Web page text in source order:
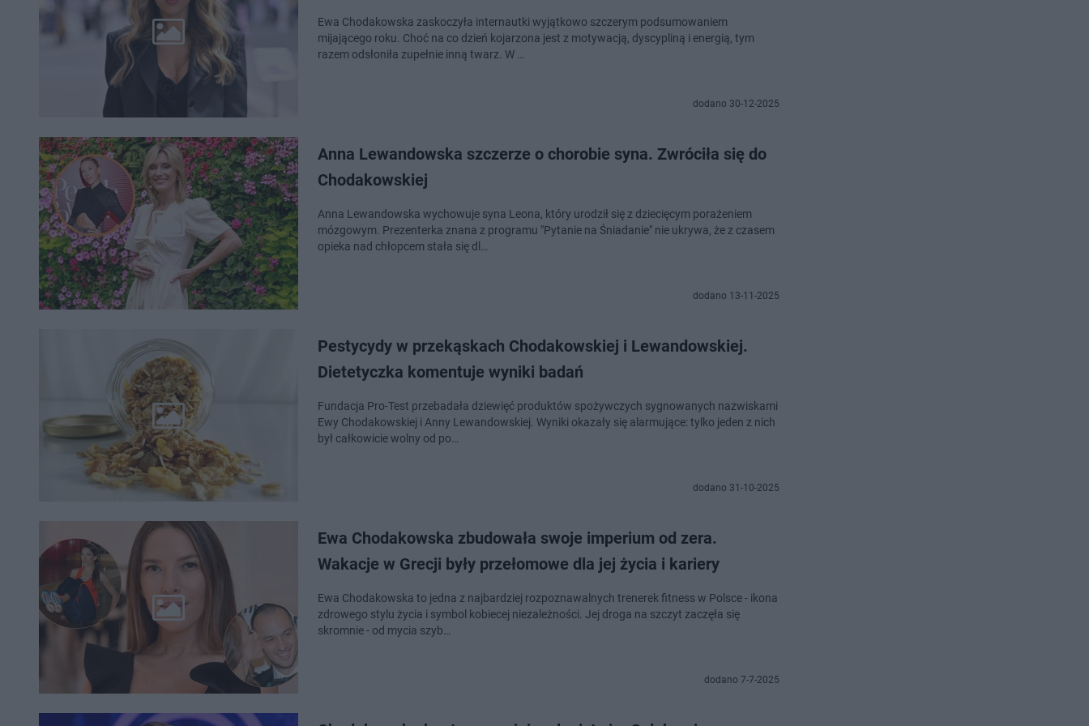
Ewa Chodakowska zaskoczyła internautki wyjątkowo szczerym podsumowaniem
mijającego roku. Choć na co dzień kojarzona jest z motywacją, dyscypliną i energią, tym
razem odsłoniła zupełnie inną twarz. W …
dodano 30-12-2025
Anna Lewandowska szczerze o chorobie syna. Zwróciła się do
Chodakowskiej
Anna Lewandowska wychowuje syna Leona, który urodził się z dziecięcym porażeniem
mózgowym. Prezenterka znana z programu "Pytanie na Śniadanie" nie ukrywa, że z czasem
opieka nad chłopcem stała się dl…
dodano 13-11-2025
Pestycydy w przekąskach Chodakowskiej i Lewandowskiej.
Dietetyczka komentuje wyniki badań
Fundacja Pro-Test przebadała dziewięć produktów spożywczych sygnowanych nazwiskami
Ewy Chodakowskiej i Anny Lewandowskiej. Wyniki okazały się alarmujące: tylko jeden z nich
był całkowicie wolny od po…
dodano 31-10-2025
Ewa Chodakowska zbudowała swoje imperium od zera.
Wakacje w Grecji były przełomowe dla jej życia i kariery
Ewa Chodakowska to jedna z najbardziej rozpoznawalnych trenerek fitness w Polsce - ikona
zdrowego stylu życia i symbol kobiecej niezależności. Jej droga na szczyt zaczęła się
skromnie - od mycia szyb…
dodano 7-7-2025